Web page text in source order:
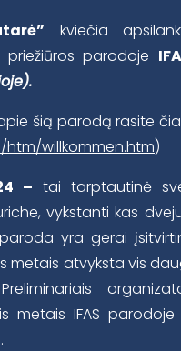
kviečia
priežiūros parodoje
šią parodą rasite
htm/willkommen.htm)
– tai tarptautinė
vykstanti kas
yra gerai
metais atvyksta vis
metais IFAS